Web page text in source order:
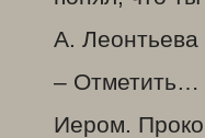
А. Леонтьева
– Отметить…
Иером.